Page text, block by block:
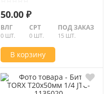
50.00 ₽
ВЛГ
0 ШТ.
СРТ
0 ШТ.
ПОД ЗАКАЗ
15 ШТ.
В корзину